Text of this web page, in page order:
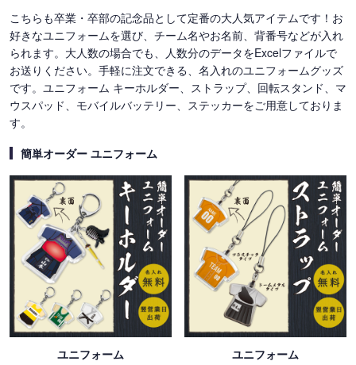
こちらも卒業・卒部の記念品として定番の大人気アイテムです！お
好きなユニフォームを選び、チーム名やお名前、背番号などが入れ
られます。大人数の場合でも、人数分のデータをExcelファイルで
お送りください。手軽に注文できる、名入れのユニフォームグッズ
です。ユニフォーム キーホルダー、ストラップ、回転スタンド、マ
ウスパッド、モバイルバッテリー、ステッカーをご用意しておりま
す。
簡単オーダー ユニフォーム
ユニフォーム
ユニフォーム